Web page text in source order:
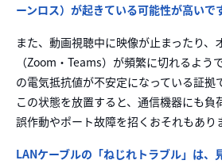
ーンロス）が起きている可能性が高いで
また、動画視聴中に映像が止まったり、
（Zoom・Teams）が頻繁に切れるよう
の電気抵抗値が不安定になっている証拠
この状態を放置すると、通信機器にも負
誤作動やポート故障を招くおそれもあり
LANケーブルの「ねじれトラブル」は、